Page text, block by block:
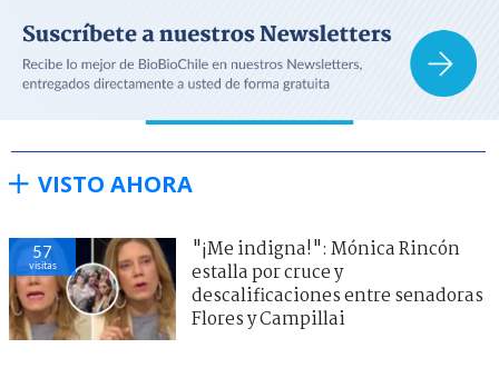
VISTO AHORA
57
visitas
"¡Me indigna!": Mónica Rincón
estalla por cruce y
descalificaciones entre senadoras
Flores y Campillai